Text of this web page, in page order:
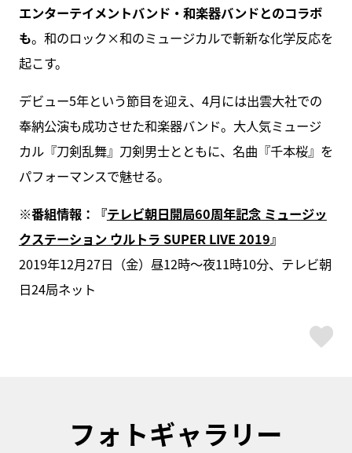
エンターテイメントバンド・和楽器バンドとのコラボ
も。和のロック×和のミュージカルで斬新な化学反応を
起こす。
デビュー5年という節目を迎え、4月には出雲大社での
奉納公演も成功させた和楽器バンド。大人気ミュージ
カル『刀剣乱舞』刀剣男士とともに、名曲『千本桜』を
パフォーマンスで魅せる。
※番組情報：『テレビ朝日開局60周年記念 ミュージッ
クステーション ウルトラ SUPER LIVE 2019』
2019年12月27日（金）昼12時～夜11時10分、テレビ朝
日24局ネット
フォトギャラリー